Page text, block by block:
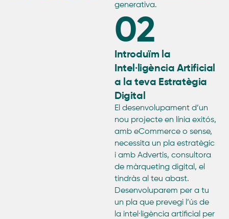
generativa.
02
Introduïm la
Intel·ligència Artificial
a la teva Estratègia
Digital
El desenvolupament d’un
nou projecte en línia exitós,
amb eCommerce o sense,
necessita un pla estratègic
i amb Advertis, consultora
de màrqueting digital, el
tindràs al teu abast.
Desenvoluparem per a tu
un pla que prevegi l’ús de
la intel·ligència artificial per